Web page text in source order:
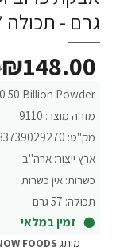
גרם - תכולה 57 גרם - מבית NOW FOODS
50 Billion Powder
מזהה מוצר: 9110
מק"ט:
ארץ ייצור: ארה"ב
כשרות: אין כשרות
תכולה: 57 גרם
זמין במלאי
₪148.00
מותג FOODS